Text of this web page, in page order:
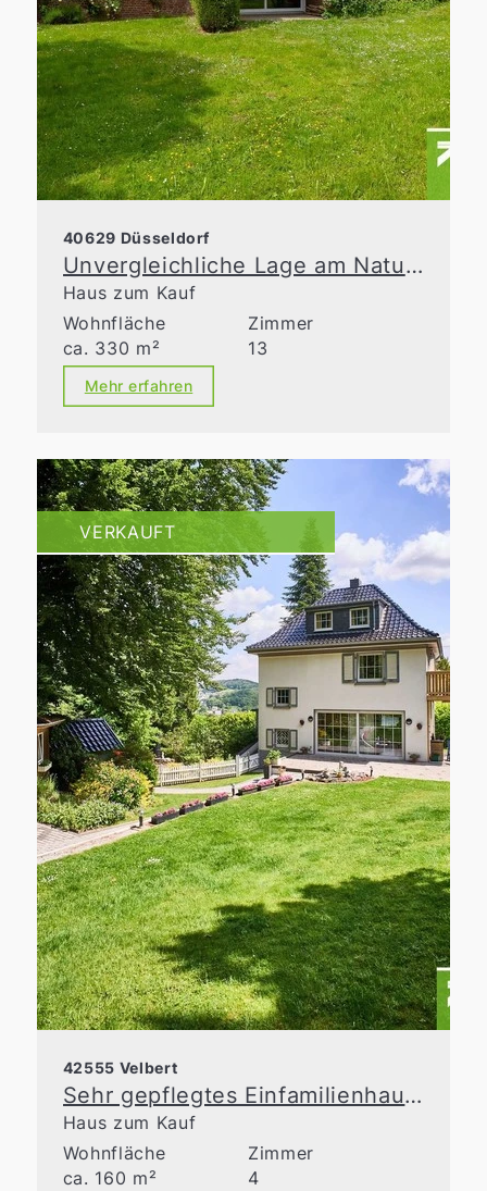
40629 Düsseldorf
Unvergleichliche Lage am Naturschutzgebiet
Haus zum Kauf
Wohnfläche
ca. 330 m²
Zimmer
13
Mehr erfahren
VERKAUFT
42555 Velbert
Sehr gepflegtes Einfamilienhaus mit liebevoll gestalteter Gartenanlage!
Haus zum Kauf
Wohnfläche
ca. 160 m²
Zimmer
4